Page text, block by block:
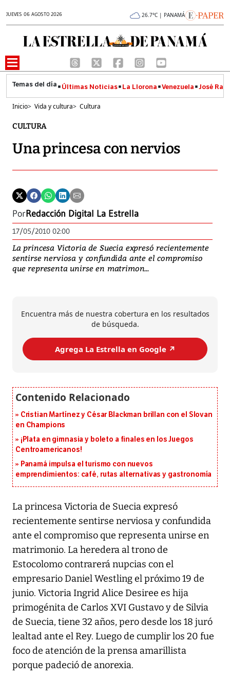
JUEVES 06 AGOSTO 2026 26.7°C | PANAMÁ
Últimas Noticias La Llorona Venezuela José
Inicio> Vida y cultura> Cultura
CULTURA
Una princesa con nervios
PorRedacción Digital La Estrella
17/05/2010 02:00
La princesa Victoria de Suecia expresó recientemente
sentirse nerviosa y confundida ante el compromiso
que representa unirse en matrimon...
Encuentra más de nuestra cobertura en los resultados
de búsqueda.
Agrega La Estrella en Google ↗️
Cristian Martínez y César Blackman brillan con el Slovan
en Champions
¡Plata en gimnasia y boleto a finales en los Juegos
Centroamericanos!
Panamá impulsa el turismo con nuevos
emprendimientos: café, rutas alternativas y gastronomía
La princesa Victoria de Suecia expresó
recientemente sentirse nerviosa y confundida
ante el compromiso que representa unirse en
matrimonio. La heredera al trono de
Estocolomo contrarerá nupcias con el
empresario Daniel Westling el próximo 19 de
junio. Victoria Ingrid Alice Desiree es hija
primogénita de Carlos XVI Gustavo y de Silvia
de Suecia, tiene 32 años, pero desde los 18 juró
lealtad ante el Rey. Luego de cumplir los 20 fue
foco de atención de la prensa amarillista
porque padeció de anorexia.